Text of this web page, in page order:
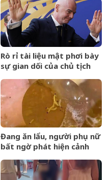
cưỡng, ăn tiền nhất là đôi
mắt cực phẩm
Rò rỉ tài liệu mật phơi bày
sự gian dối của chủ tịch
League
Đang ăn lẩu, người phụ nữ
bất ngờ phát hiện cảnh
gà&amp;apos; trong nồi